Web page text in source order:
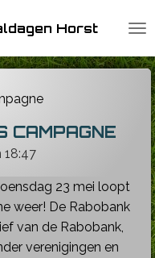
Horst
CAMPAGNE
18:47
23 mei loopt
weer! De Rabobank
van de Rabobank,
verenigingen en